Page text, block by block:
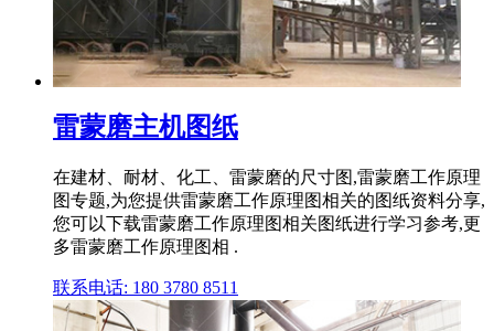
雷蒙磨主机图纸
在建材、耐材、化工、雷蒙磨的尺寸图,雷蒙磨工作原理
图专题,为您提供雷蒙磨工作原理图相关的图纸资料分享,
您可以下载雷蒙磨工作原理图相关图纸进行学习参考,更
多雷蒙磨工作原理图相 .
联系电话: 180 3780 8511